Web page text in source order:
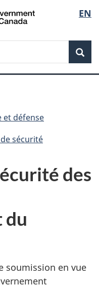
de
la
EN
et défense
sécurité
des
du
soumission en vue